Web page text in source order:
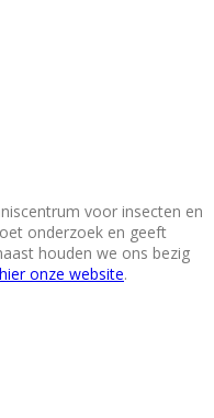
voor insecten en
onderzoek en geeft
houden we ons bezig
onze website.